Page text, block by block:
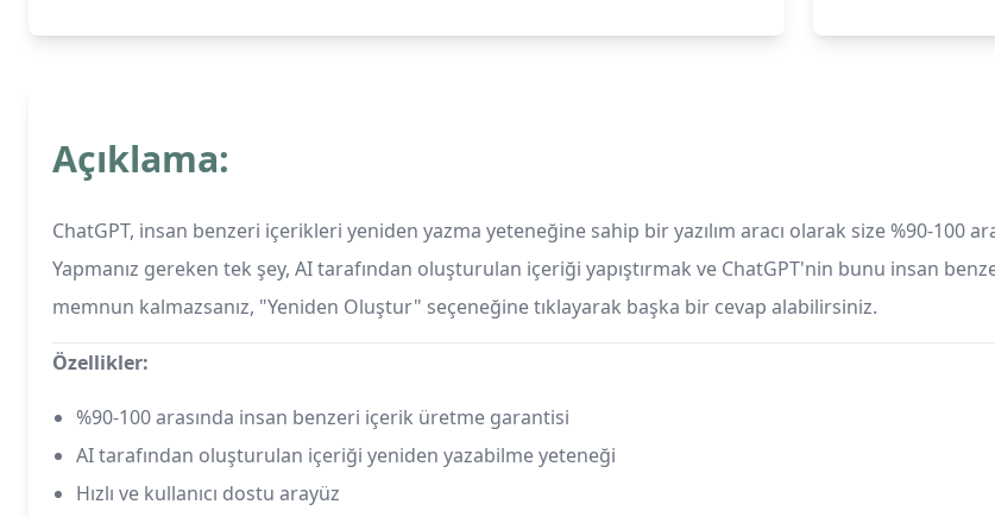
Açıklama:
ChatGPT, insan benzeri içerikleri yeniden yazma yeteneğine sahip bir yazılım aracı olarak size %90-100
Yapmanız gereken tek şey, AI tarafından oluşturulan içeriği yapıştırmak ve ChatGPT'nin bunu insan
memnun kalmazsanız, "Yeniden Oluştur" seçeneğine tıklayarak başka bir cevap alabilirsiniz.
Özellikler:
%90-100 arasında insan benzeri içerik üretme garantisi
AI tarafından oluşturulan içeriği yeniden yazabilme yeteneği
Hızlı ve kullanıcı dostu arayüz